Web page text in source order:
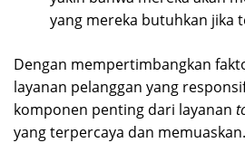
yang mereka butuhkan jika
Dengan mempertimbangkan
layanan pelanggan yang
komponen penting dari layanan
yang terpercaya dan memuaskan.